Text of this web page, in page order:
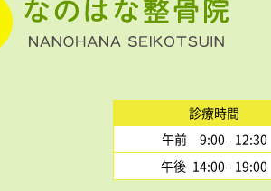
診療時間
午前 9:00 - 12:30
午後 14:00 - 19:00